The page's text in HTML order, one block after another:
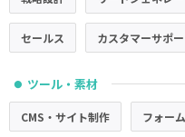
セールス カスタマーサポ
● ツール・素材
CMS・サイト制作 フォー